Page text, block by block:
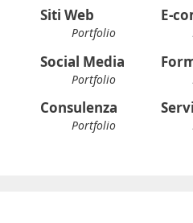
Siti Web
Portfolio
E-
Social Media
Portfolio
Consulenza
Portfolio